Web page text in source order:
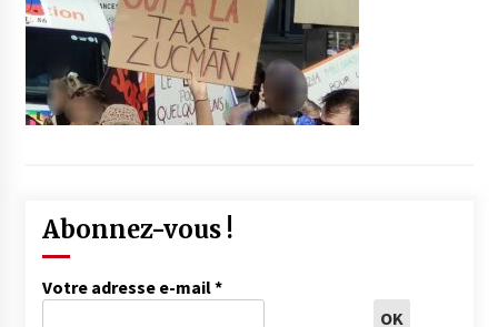
Abonnez-vous !
Votre adresse e-mail*